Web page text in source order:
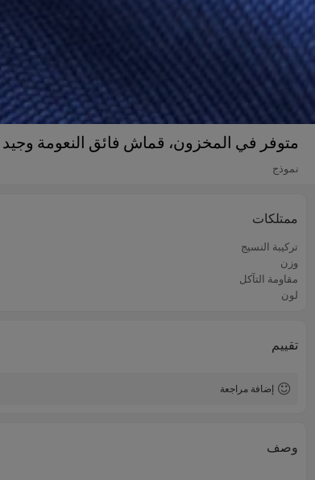
متوفر في المخزون، قماش فائق النعومة وجيد التهوية، مصنوع من 96% بوليستر و4% إيلاستين،
نموذج
ممتلكات
تركيبة النسيج
وزن
مقاومة التآكل
لون
تقييم
إضافة مراجعة
وصف